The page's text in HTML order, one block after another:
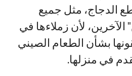
الدجاج، مثل جميع
الآخرين، لأن زملاءها في
بشأن الطعام الصيني
في منزلها.